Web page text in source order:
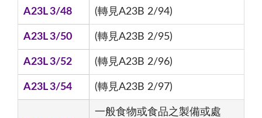
A23L 3/48 (轉見A23B 2/94)
A23L 3/50 (轉見A23B 2/95)
A23L 3/52 (轉見A23B 2/96)
A23L 3/54 (轉見A23B 2/97)
一般食物或食品之製備或處